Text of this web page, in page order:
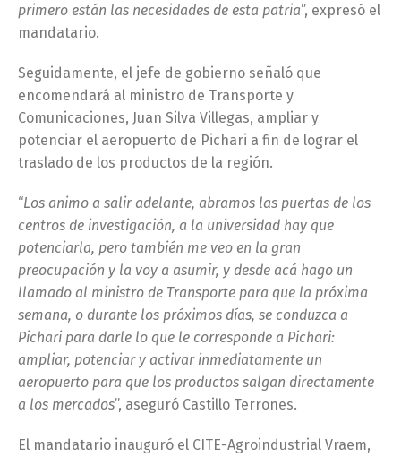
primero están las necesidades de esta patria”, expresó el
mandatario.
Seguidamente, el jefe de gobierno señaló que
encomendará al ministro de Transporte y
Comunicaciones, Juan Silva Villegas, ampliar y
potenciar el aeropuerto de Pichari a fin de lograr el
traslado de los productos de la región.
“Los animo a salir adelante, abramos las puertas de los
centros de investigación, a la universidad hay que
potenciarla, pero también me veo en la gran
preocupación y la voy a asumir, y desde acá hago un
llamado al ministro de Transporte para que la próxima
semana, o durante los próximos días, se conduzca a
Pichari para darle lo que le corresponde a Pichari:
ampliar, potenciar y activar inmediatamente un
aeropuerto para que los productos salgan directamente
a los mercados”, aseguró Castillo Terrones.
El mandatario inauguró el CITE-Agroindustrial Vraem,